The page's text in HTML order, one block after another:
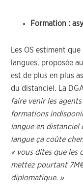
Formation :
Les OS estiment
langues, proposée
est de plus en plus
du distanciel. La
faire venir les
formations
langue en distanciel
langue ça coûte
« vous dites que les
mettez pourtant
diplomatique. »